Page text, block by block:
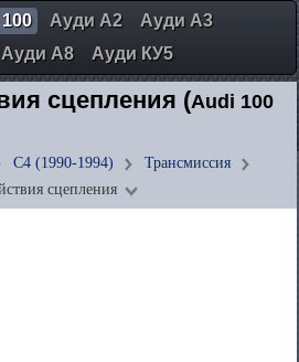
Ауди А2
Ауди А3
Ауди А8 Ауди КУ5
сцепления (Audi 100
C4 (1990-1994)
Трансмиссия
сцепления